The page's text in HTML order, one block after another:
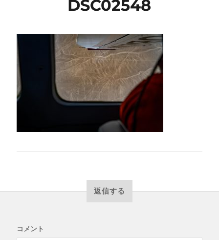
DSC02548
返信する
コメント